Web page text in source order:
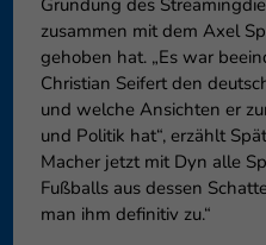
Gründung des
zusammen mit dem Axel
gehoben hat. „Es war
Christian Seifert den
und welche Ansichten er
und Politik hat“, erzählt
Macher jetzt mit Dyn alle
Fußballs aus dessen
man ihm definitiv zu.“
Essenzielle Cookies ermöglichen
die einwandfreie Funktion der
Cookie-
Externe Medien (6)
Inhalte von Videoplattformen und
standardmäßig blockiert. Wenn
werden, bedarf der Zugriff auf